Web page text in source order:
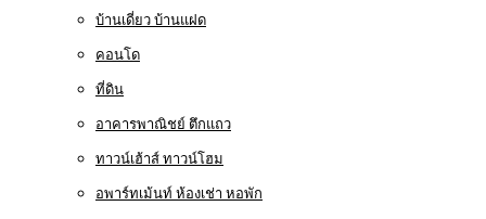
บ้านเดี่ยว บ้านแฝด
คอนโด
ที่ดิน
อาคารพาณิชย์ ตึกแถว
ทาวน์เฮ้าส์ ทาวน์โฮม
อพาร์ทเม้นท์ ห้องเช่า หอพัก